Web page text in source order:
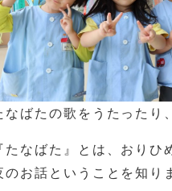
なばたの歌をうたったり
たなばた』とは、おり
のお話ということを知り